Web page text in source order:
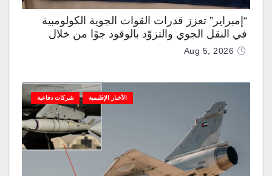
“إمبراير” تعزز قدرات القوات الجوية الكولومبية
في النقل الجوي والتزوّد بالوقود جوًا من خلال
تزويدها بطائرتي “كيه سي-390 ميلينيوم”
Aug 5, 2026
الأخبار الإقليمية شركات دفاعية